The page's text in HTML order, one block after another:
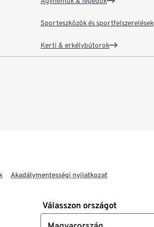
Sporteszközök és sportfelszerelések
Kerti & erkélybútorok
Akadálymentességi nyilatkozat
Válasszon országot